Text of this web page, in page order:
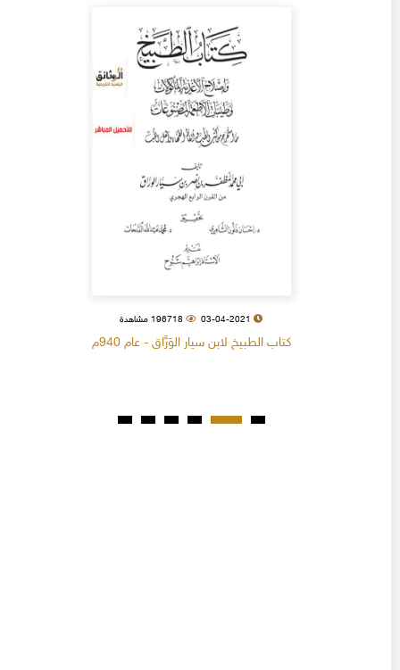
03-04-2021 196718 مشاهدة
كتاب الطبيخ لابن سيار الوَرَّاق - عام 940م